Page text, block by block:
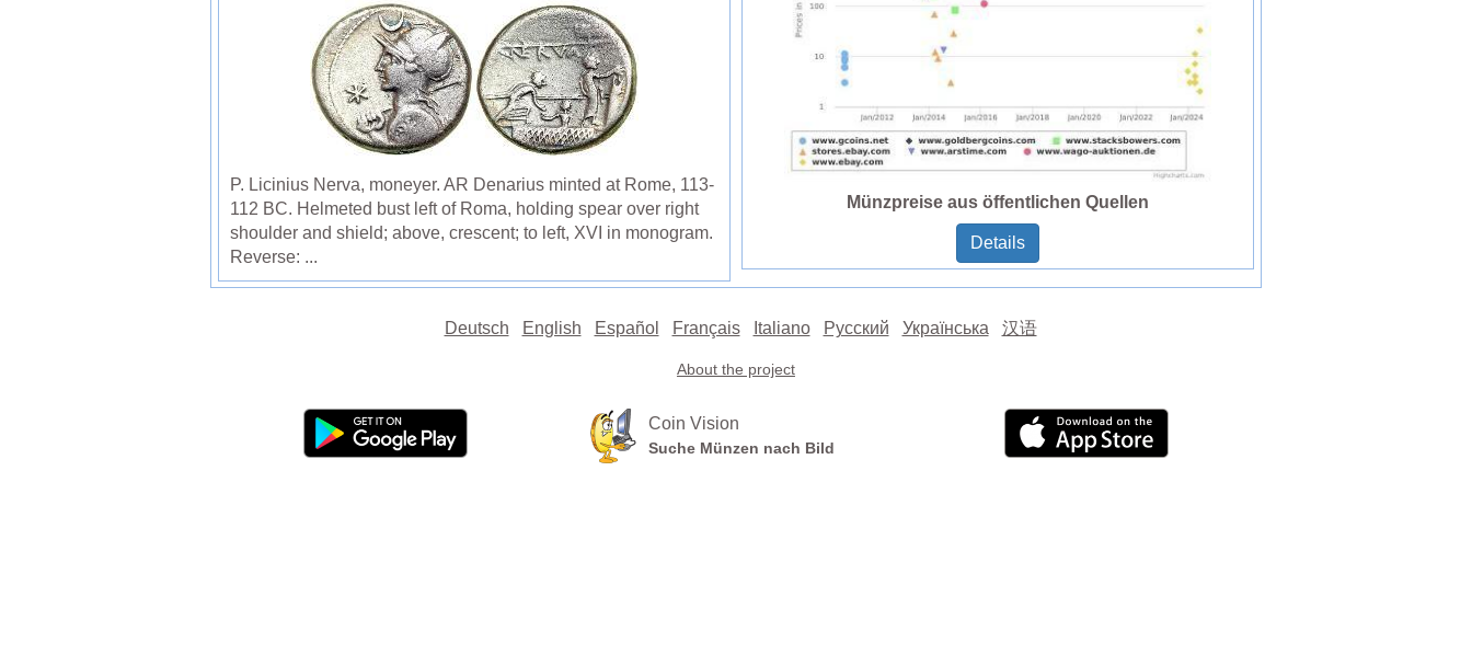
P. Licinius Nerva, moneyer. AR Denarius minted at Rome, 113-
112 BC. Helmeted bust left of Roma, holding spear over right
shoulder and shield; above, crescent; to left, XVI in monogram.
Reverse: ...
Münzpreise aus öffentlichen Quellen
Details
Deutsch English Español Français Italiano Русский Українська 汉语
About the project
Coin Vision
Suche Münzen nach Bild